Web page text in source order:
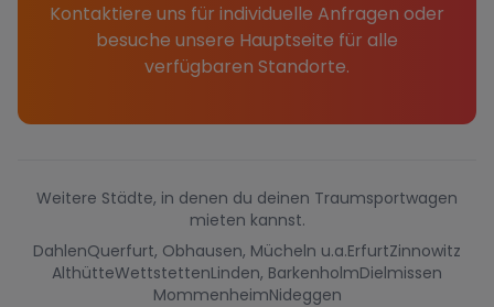
Kontaktiere uns für individuelle Anfragen oder
besuche unsere Hauptseite für alle
verfügbaren Standorte.
Weitere Städte, in denen du deinen Traumsportwagen
mieten kannst.
DahlenQuerfurt, Obhausen, Mücheln u.a.ErfurtZinnowitz
AlthütteWettstettenLinden, BarkenholmDielmissen
MommenheimNideggen